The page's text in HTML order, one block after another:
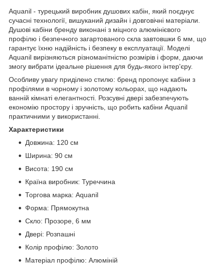
Aquanil - турецький виробник душових кабін, який поєднує
сучасні технології, вишуканий дизайн і довговічні матеріали.
Душові кабіни бренду виконані з міцного алюмінієвого
профілю і безпечного загартованого скла завтовшки 6 мм, що
гарантує їхню надійність і безпеку в експлуатації. Моделі
Aquanil вирізняються різноманітністю розмірів і форм, даючи
змогу вибрати ідеальне рішення для будь-якого інтер'єру.
Особливу увагу приділено стилю: бренд пропонує кабіни з
профілями в чорному і золотому кольорах, що надають
ванній кімнаті елегантності. Розсувні двері забезпечують
економію простору і зручність, що робить кабіни Aquanil
практичними у використанні.
Характеристики
Довжина: 120 см
Ширина: 90 см
Висота: 190 см
Країна виробник: Туреччина
Торгова марка: Aquanil
Форма: Прямокутна
Скло: Прозоре, 6 мм
Двері: Розпашні
Колір профілю: Золото
Матеріал профілю: Алюміній